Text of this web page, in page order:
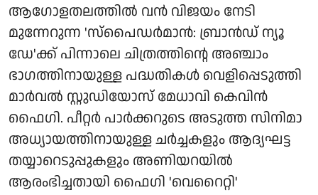
ആഗോളതലത്തിൽ വൻ വിജയം നേടി
മുന്നേറുന്ന 'സ്‌പൈഡർമാൻ: ബ്രാൻഡ് ന്യൂ
ഡേ'ക്ക് പിന്നാലെ ചിത്രത്തിന്റെ അഞ്ചാം
ഭാഗത്തിനായുള്ള പദ്ധതികൾ വെളിപ്പെടുത്തി
മാർവൽ സ്റ്റുഡിയോസ് മേധാവി കെവിൻ
ഫൈഗി. പീറ്റർ പാർക്കറുടെ അടുത്ത സിനിമാ
അധ്യായത്തിനായുള്ള ചർച്ചകളും ആദ്യഘട്ട
തയ്യാറെടുപ്പുകളും അണിയറയിൽ
ആരംഭിച്ചതായി ഫൈഗി 'വെറൈറ്റി'